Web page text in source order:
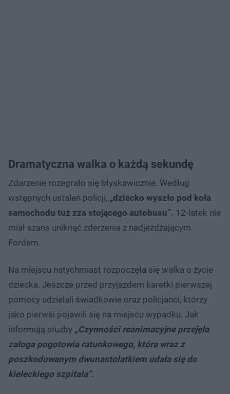
Dramatyczna walka o każdą sekundę
Zdarzenie rozegrało się błyskawicznie. Według
wstępnych ustaleń policji, „dziecko wyszło pod koła
samochodu tuż zza stojącego autobusu”. 12-latek nie
miał szans uniknąć zderzenia z nadjeżdżającym
Fordem.
Na miejscu natychmiast rozpoczęła się walka o życie
dziecka. Jeszcze przed przyjazdem karetki pierwszej
pomocy udzielali świadkowie oraz policjanci, którzy
jako pierwsi pojawili się na miejscu wypadku. Jak
informują służby „Czynności reanimacyjne przejęła
załoga pogotowia ratunkowego, która wraz z
poszkodowanym dwunastolatkiem udała się do
kieleckiego szpitala”.